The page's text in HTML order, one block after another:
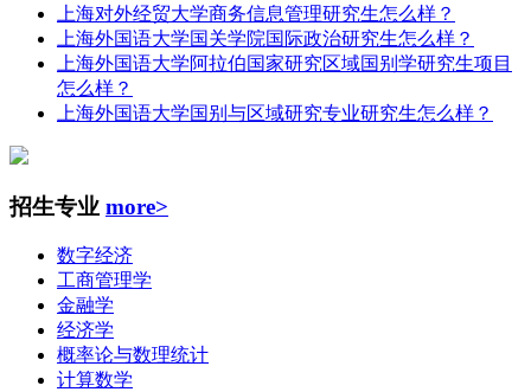
上海对外经贸大学商务信息管理研究生怎么样？
上海外国语大学国关学院国际政治研究生怎么样？
上海外国语大学阿拉伯国家研究区域国别学研究生项目
怎么样？
上海外国语大学国别与区域研究专业研究生怎么样？
招生专业 more>
数字经济
工商管理学
金融学
经济学
概率论与数理统计
计算数学